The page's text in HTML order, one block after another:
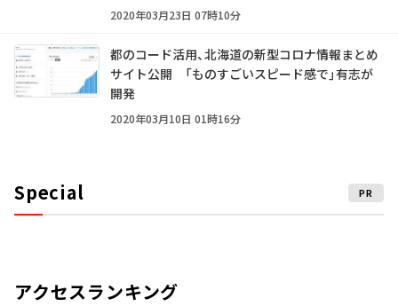
2020年03月23日 07時10分
都のコード活用、北海道の新型コロナ情報まとめ
サイト公開 「ものすごいスピード感で」有志が
開発
2020年03月10日 01時16分
Special PR
アクセスランキング